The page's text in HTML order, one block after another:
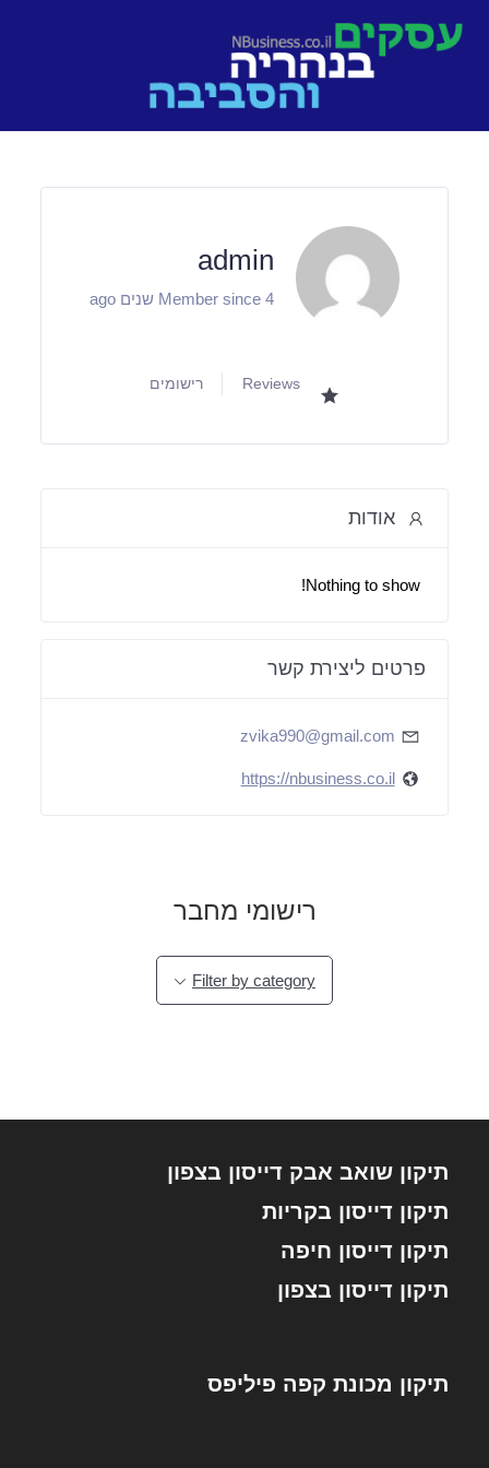
admin
Member since 4 שנים ago
Reviews רישומים
אודות
Nothing to show!
פרטים ליצירת קשר
zvika990@gmail.com
https://nbusiness.co.il
רישומי מחבר
Filter by category
תיקון שואב אבק דייסון בצפון
תיקון דייסון בקריות
תיקון דייסון חיפה
תיקון דייסון בצפון
תיקון מכונת קפה פיליפס